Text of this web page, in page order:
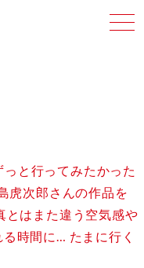
と行ってみたかった
虎次郎さんの作品を
とはまた違う空気感や
時間に… たまに行く